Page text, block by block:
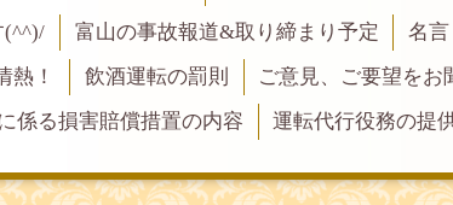
(^^)/
富山の事故報道&取り締まり予定
名
熱！
飲酒運転の罰則 ご意見、ご要望をお
係る損害賠償措置の内容
運転代行役務の提